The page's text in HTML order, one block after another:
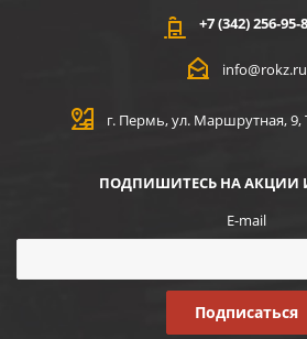
+7 (342) 256-95-
info@rokz.ru
г. Пермь, ул. Маршрутная,
ПОДПИШИТЕСЬ НА АКЦИИ
E-mail